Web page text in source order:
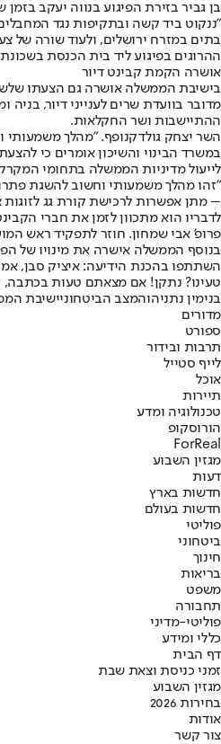
בן גביר בזירת הפיגוע בנווה יעקב
"ננקוט ביד קשה ובתקיפות נגד
בתים במזרח ירושלים, ולעוד שורה של
ההרוגים בפיגוע ליד בית הכנסת בשכונת נווה יעקב בירושלים הם: רפאל בן אליהו (56), אלי
אושרה הקמת קבינט דיור
בישיבת הממשלה אושרה גם הצעתו של
מדובר בוועדת שרים לענייני דיור,
ההתיישבות ושר החקלאות.
השר יצחק גולדקנופף. "מהלך משמעותי
במשרד הבינוי והשיכון אומרים כי
לייעול מדיניות הממשלה בתחומי
"זהו מהלך משמעותי וחשוב להשגת
– מתן אפשרות לרכישת קורת גג לזוגות
לדבריו הוא מתכוון לזמן את חברי
פרופ' אבי שמחון. חוזר לתפקיד ראש
בנוסף הממשלה אישרה את מינויו של הפרופ' אבי
השתתפו בהכנת הידיעה: איציק סבן, אמיר
טעינו? נתקן! אם מצאתם טעות
בנימין נתניהוהמצב הביטחוניישיבת
מדורים
ספורט
תרבות ובידור
לייף סטייל
אוכל
תיירות
טכנולוגיה ומדע
הורוסקופ
ForReal
מגזין השבוע
דעות
חדשות בארץ
חדשות בעולם
פוליטי
ביטחוני
חינוך
בריאות
משפט
תחבורה
פוליטי-מדיני
כללי ומידע
דף הבית
זמני כניסת וצאת שבת
מגזין השבוע
בחירות 2026
אודות
צור קשר